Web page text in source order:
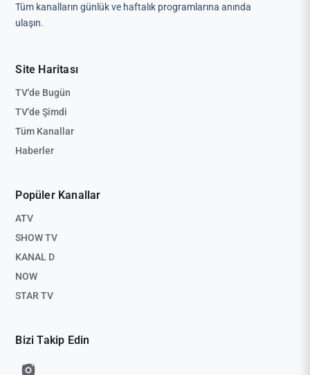
Tüm kanalların günlük ve haftalık programlarına anında
ulaşın.
Site Haritası
TV'de Bugün
TV'de Şimdi
Tüm Kanallar
Haberler
Popüler Kanallar
ATV
SHOW TV
KANAL D
NOW
STAR TV
Bizi Takip Edin